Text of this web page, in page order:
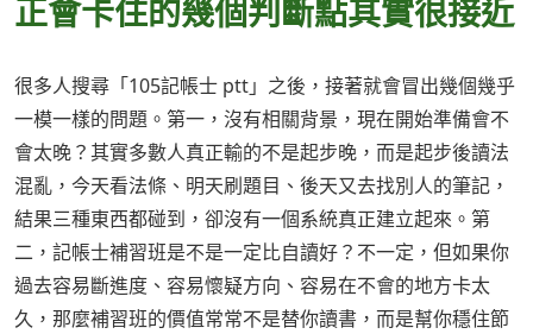
正會卡住的幾個判斷點其實很接近
很多人搜尋「105記帳士 ptt」之後，接著就會冒出幾個幾乎
一模一樣的問題。第一，沒有相關背景，現在開始準備會不
會太晚？其實多數人真正輸的不是起步晚，而是起步後讀法
混亂，今天看法條、明天刷題目、後天又去找別人的筆記，
結果三種東西都碰到，卻沒有一個系統真正建立起來。第
二，記帳士補習班是不是一定比自讀好？不一定，但如果你
過去容易斷進度、容易懷疑方向、容易在不會的地方卡太
久，那麼補習班的價值常常不是替你讀書，而是幫你穩住節